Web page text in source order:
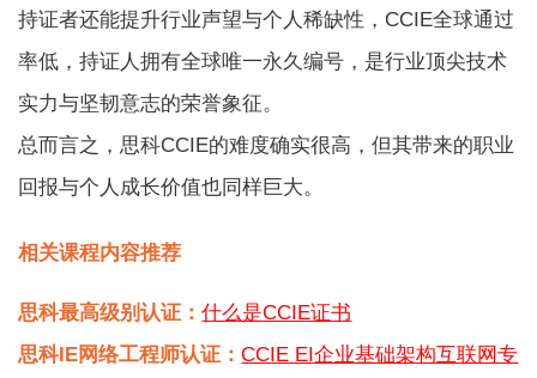
持证者还能提升行业声望与个人稀缺性，CCIE全球通过
率低，持证人拥有全球唯一永久编号，是行业顶尖技术
实力与坚韧意志的荣誉象征。
总而言之，思科CCIE的难度确实很高，但其带来的职业
回报与个人成长价值也同样巨大。
相关课程内容推荐
思科最高级别认证：什么是CCIE证书
思科IE网络工程师认证：CCIE EI企业基础架构互联网专